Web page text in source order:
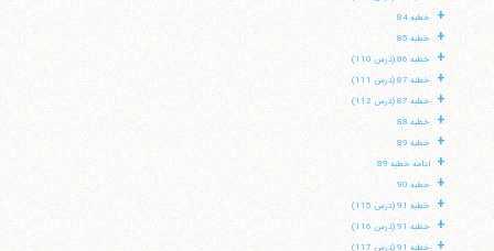
+ خطبه 84
+ خطبه 85
+ خطبه 86 (درس 110)
+ خطبه 87 (درس 111)
+ خطبه 87 (درس 112)
+ خطبه 88
+ خطبه 89
+ ادامه خطبه 89
+ خطبه 90
+ خطبه 91 (درس 115)
+ خطبه 91 (درس 116)
+ خطبه 91 (درس 117)